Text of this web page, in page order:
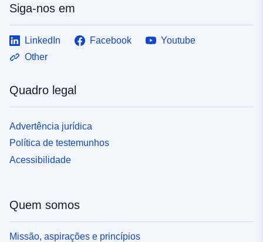
Siga-nos em
LinkedIn Facebook
Youtube
Other
Quadro legal
Advertência jurídica
Política de testemunhos
Acessibilidade
Quem somos
Missão, aspirações e princípios